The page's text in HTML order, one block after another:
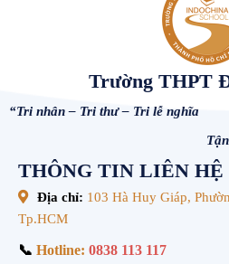
Trường THPT
“Tri nhân – Tri thư – Tri lễ nghĩa
THÔNG TIN LIÊN HỆ
Địa chỉ: 103 Hà Huy Giáp,
Tp.HCM
📞 Hotline: 0838 113 117